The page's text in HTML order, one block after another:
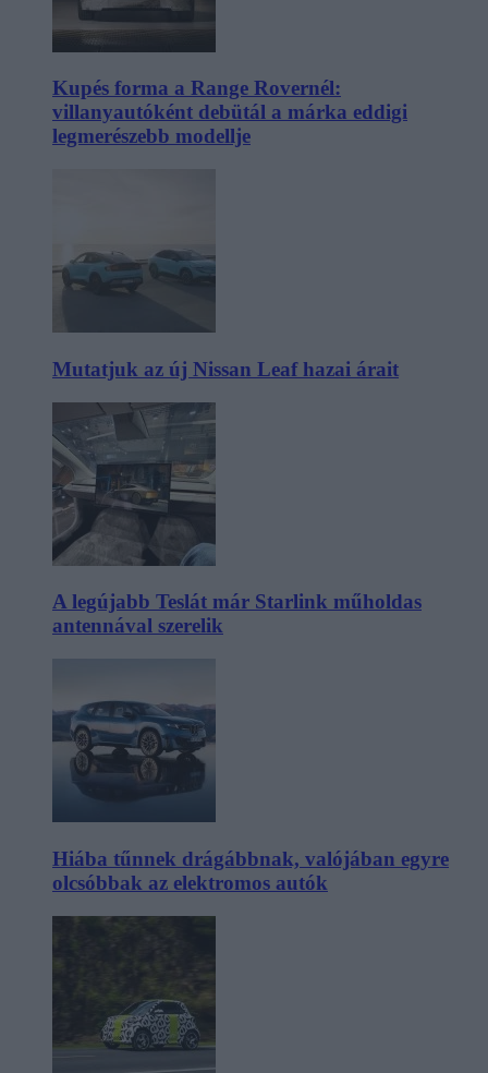
Kupés forma a Range Rovernél:
villanyautóként debütál a márka eddigi
legmerészebb modellje
Mutatjuk az új Nissan Leaf hazai árait
A legújabb Teslát már Starlink műholdas
antennával szerelik
Hiába tűnnek drágábbnak, valójában egyre
olcsóbbak az elektromos autók